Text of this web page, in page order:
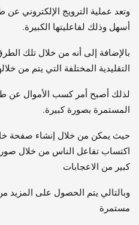
وتعد عملية الترويج الإلكتروني
أسهل وذلك لفاعليتها الكبيرة.
بالإضافة إلى أنه من خلال تلك
التقليدية المختلفة التي يتم من
لذلك أصبح أمر كسب الأموال عن
المستمرة بصورة كبيرة.
حيث يمكن من خلال إنشاء صفحة
اكتساب تفاعل الناس من خلال
كبير من الاعجابات
وبالتالي يتم الحصول على المزيد
مستمرة